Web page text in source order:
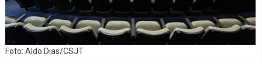
Foto: Aldo Dias/CSJT